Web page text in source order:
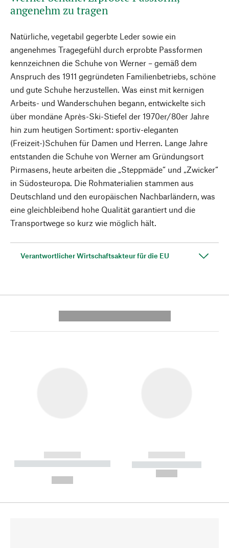
angenehm zu tragen
Natürliche, vegetabil gegerbte Leder sowie ein
angenehmes Tragegefühl durch erprobte Passformen
kennzeichnen die Schuhe von Werner – gemäß dem
Anspruch des 1911 gegründeten Familienbetriebs, schöne
und gute Schuhe herzustellen. Was einst mit kernigen
Arbeits- und Wanderschuhen begann, entwickelte sich
über mondäne Après-Ski-Stiefel der 1970er/80er Jahre
hin zum heutigen Sortiment: sportiv-eleganten
(Freizeit-)Schuhen für Damen und Herren. Lange Jahre
entstanden die Schuhe von Werner am Gründungsort
Pirmasens, heute arbeiten die „Steppmäde“ und „Zwicker“
in Südosteuropa. Die Rohmaterialien stammen aus
Deutschland und den europäischen Nachbarländern, was
eine gleichbleibend hohe Qualität garantiert und die
Transportwege so kurz wie möglich hält.
Verantwortlicher Wirtschaftsakteur für die EU
------------
----------- ----------- --------
------------
----------- -----------